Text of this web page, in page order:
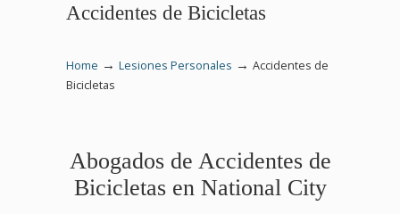
Accidentes de Bicicletas
Home → Lesiones Personales → Accidentes de
Bicicletas
Abogados de Accidentes de
Bicicletas en National City